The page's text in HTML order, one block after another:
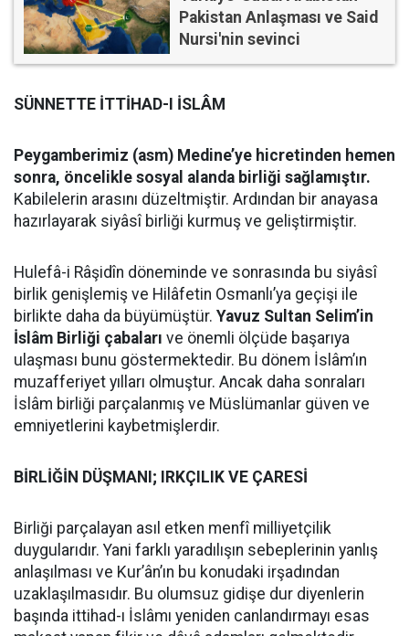
Pakistan Anlaşması ve Said
Nursi'nin sevinci
SÜNNETTE İTTİHAD-I İSLÂM
Peygamberimiz (asm) Medine’ye hicretinden hemen
sonra, öncelikle sosyal alanda birliği sağlamıştır.
Kabilelerin arasını düzeltmiştir. Ardından bir anayasa
hazırlayarak siyâsî birliği kurmuş ve geliştirmiştir.
Hulefâ-i Râşidîn döneminde ve sonrasında bu siyâsî
birlik genişlemiş ve Hilâfetin Osmanlı’ya geçişi ile
birlikte daha da büyümüştür. Yavuz Sultan Selim’in
İslâm Birliği çabaları ve önemli ölçüde başarıya
ulaşması bunu göstermektedir. Bu dönem İslâm’ın
muzafferiyet yılları olmuştur. Ancak daha sonraları
İslâm birliği parçalanmış ve Müslümanlar güven ve
emniyetlerini kaybetmişlerdir.
BİRLİĞİN DÜŞMANI; IRKÇILIK VE ÇARESİ
Birliği parçalayan asıl etken menfî milliyetçilik
duygularıdır. Yani farklı yaradılışın sebeplerinin yanlış
anlaşılması ve Kur’ân’ın bu konudaki irşadından
uzaklaşılmasıdır. Bu olumsuz gidişe dur diyenlerin
başında ittihad-ı İslâmı yeniden canlandırmayı esas